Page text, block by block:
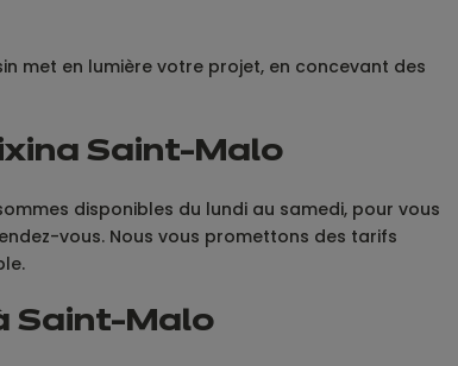
met en lumière votre projet, en concevant des
Saint-Malo
disponibles du lundi au samedi, pour vous
vous. Nous vous promettons des tarifs
Saint-Malo